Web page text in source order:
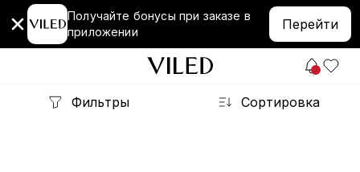
Получайте бонусы при заказе в
приложении
Перейти
Фильтры Сортировка